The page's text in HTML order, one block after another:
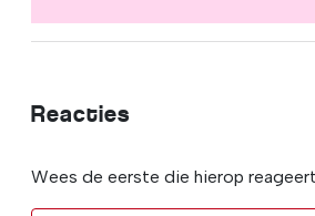
Reacties
Wees de eerste die hierop reageert